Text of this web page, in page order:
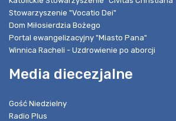
Stowarzyszenie "Vocatio Dei"
Dom Miłosierdzia Bożego
Portal ewangelizacyjny "Miasto Pana"
Winnica Racheli - Uzdrowienie po aborcji
Media diecezjalne
Gość Niedzielny
Radio Plus